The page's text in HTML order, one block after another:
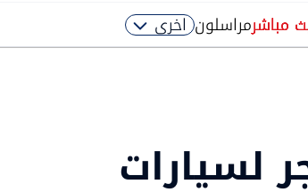
مباشرمراسلون اخرى
لسيارات